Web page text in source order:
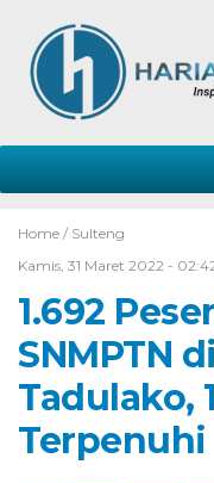
Home / Sulteng
Kamis, 31 Maret 2022 -
1.692
SNMPTN
Tadulako,
Terpenuhi